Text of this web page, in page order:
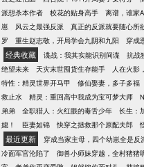
派想杀本作者
校花的贴身高手 离谱，谁家
崽
风云之最强反派 真正的反派就要随心所
罗
重生赵志敬，开局学会九阴和九阳 穿成
经典收藏 谍战：我其实能识别间谍 抗战
绝望未来
天灾末世囤货生存能手 人在火影
特性：精灵世界开马甲
修仙娶妻，多子多福
救止水
精灵：重回高中我成为宝可梦大师
弟弟
全职猎人：火红眼的毒舌少年 长生：
媳！
臣妻如锦 快穿之拯救那个原配夫郎
最近更新 穿成当家主母，四个幼崽全是反
冷面军官沦陷了
御兽小师妹穿越，全村猪猪